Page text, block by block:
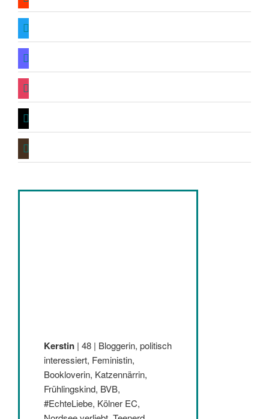
twitter
mastodon
instagram
threads
goodreads
Kerstin | 48 | Bloggerin, politisch
interessiert, Feministin,
Bookloverin, Katzennärrin,
Frühlingskind, BVB,
#EchteLiebe, Kölner EC,